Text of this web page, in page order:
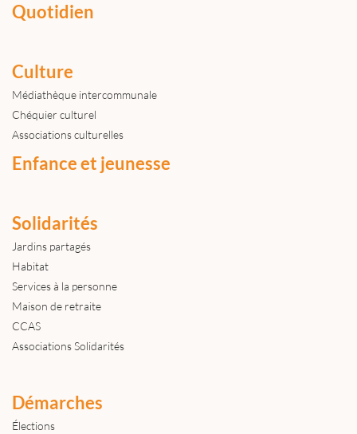
Quotidien
Culture
Médiathèque intercommunale
Chéquier culturel
Associations culturelles
Enfance et jeunesse
Solidarités
Jardins partagés
Habitat
Services à la personne
Maison de retraite
CCAS
Associations Solidarités
Démarches
Élections